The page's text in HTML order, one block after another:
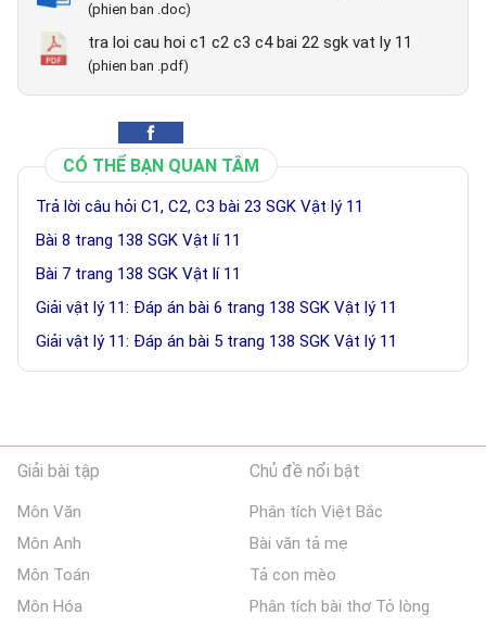
(phien ban .doc)
tra loi cau hoi c1 c2 c3 c4 bai 22 sgk vat ly 11
(phien ban .pdf)
CÓ THỂ BẠN QUAN TÂM
Trả lời câu hỏi C1, C2, C3 bài 23 SGK Vật lý 11
Bài 8 trang 138 SGK Vật lí 11
Bài 7 trang 138 SGK Vật lí 11
Giải vật lý 11: Đáp án bài 6 trang 138 SGK Vật lý 11
Giải vật lý 11: Đáp án bài 5 trang 138 SGK Vật lý 11
Giải bài tập
Môn Văn
Môn Anh
Môn Toán
Môn Hóa
Chủ đề nổi bật
Phân tích Việt Bắc
Bài văn tả mẹ
Tả con mèo
Phân tích bài thơ Tỏ lòng